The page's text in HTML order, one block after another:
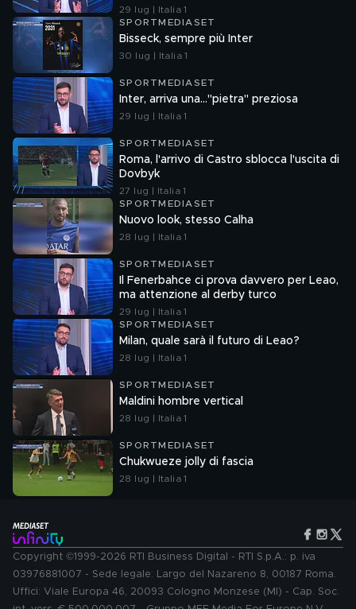
29 lug | Italia 1
SPORTMEDIASET
Bisseck, sempre più Inter
30 lug | Italia 1
SPORTMEDIASET
Inter, arriva una..."pietra" preziosa
29 lug | Italia 1
SPORTMEDIASET
Roma, l'arrivo di Castro sblocca l'uscita di
Dovbyk
27 lug | Italia 1
SPORTMEDIASET
Nuovo look, stesso Calha
28 lug | Italia 1
SPORTMEDIASET
Il Fenerbahce ci prova davvero per Leao,
ma attenzione al derby turco
29 lug | Italia 1
SPORTMEDIASET
Milan, quale sarà il futuro di Leao?
28 lug | Italia 1
SPORTMEDIASET
Maldini hombre vertical
28 lug | Italia 1
SPORTMEDIASET
Chukwueze jolly di fascia
28 lug | Italia 1
Copyright ©1999-2026 RTI Business Digital - RTI S.p.A.: p. iva
03976881007 - Sede legale: Largo del Nazareno 8, 00187 Roma.
Uffici: Viale Europa 46, 20093 Cologno Monzese (MI) - Cap. Soc.